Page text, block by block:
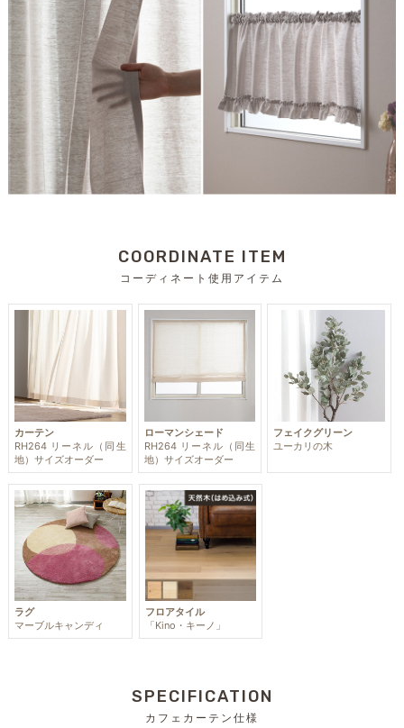
COORDINATE ITEM
コーディネート使用アイテム
カーテン
RH264 リーネル（同生
地）サイズオーダー
ローマンシェード
RH264 リーネル（同生
地）サイズオーダー
フェイクグリーン
ユーカリの木
ラグ
マーブルキャンディ
フロアタイル
「Kino・キーノ」
SPECIFICATION
カフェカーテン仕様